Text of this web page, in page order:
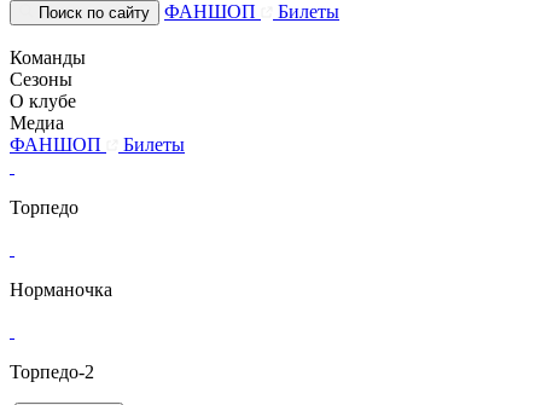
Поиск по сайту ФАНШОП Билеты
Команды
Сезоны
О клубе
Медиа
ФАНШОП
Билеты
Торпедо
Норманочка
Торпедо-2